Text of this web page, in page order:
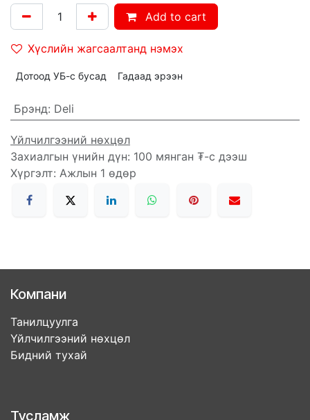
Add to cart
Хүслийн жагсаалтанд нэмэх
Дотоод УБ-с бусад Гадаад эрээн
Брэнд: Deli
Үйлчилгээний нөхцөл
Захиалгын үнийн дүн: 100 мянган ₮-с дээш
Хүргэлт: Ажлын 1 өдөр
Компани
Танилцуулга
Үйлчилгээний нөхцөл
Бидний тухай
Тусламж